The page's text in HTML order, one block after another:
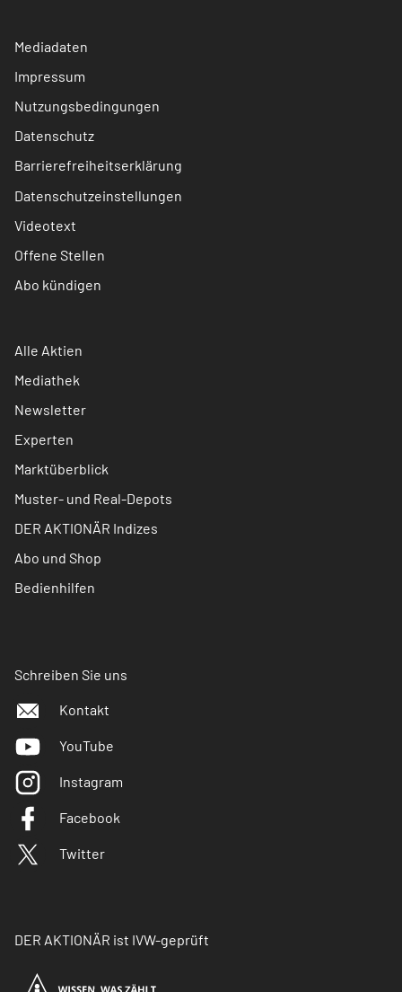
Mediadaten
Impressum
Nutzungsbedingungen
Datenschutz
Barrierefreiheitserklärung
Datenschutzeinstellungen
Videotext
Offene Stellen
Abo kündigen
Alle Aktien
Mediathek
Newsletter
Experten
Marktüberblick
Muster- und Real-Depots
DER AKTIONÄR Indizes
Abo und Shop
Bedienhilfen
Schreiben Sie uns
Kontakt
YouTube
Instagram
Facebook
Twitter
DER AKTIONÄR ist IVW-geprüft